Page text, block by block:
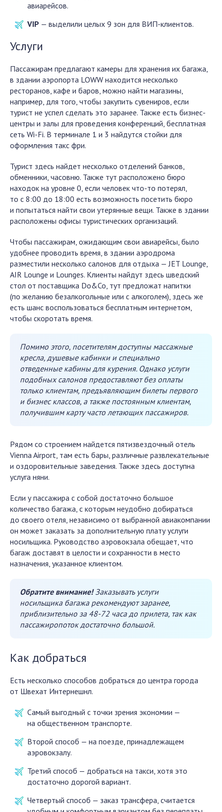
авиарейсов.
VIP — выделили целых 9 зон для ВИП-клиентов.
Услуги
Пассажирам предлагают камеры для хранения их багажа,
в здании аэропорта LOWW находится несколько
ресторанов, кафе и баров, можно найти магазины,
например, для того, чтобы закупить сувениров, если
турист не успел сделать это заранее. Также есть бизнес-
центры и залы для проведения конференций, бесплатная
сеть Wi-Fi. В терминале 1 и 3 найдутся стойки для
оформления такс фри.
Турист здесь найдет несколько отделений банков,
обменники, часовню. Также тут расположено бюро
находок на уровне 0, если человек что-то потерял,
то с 8:00 до 18:00 есть возможность посетить бюро
и попытаться найти свои утерянные вещи. Также в здании
расположены офисы туристических организаций.
Чтобы пассажирам, ожидающим свои авиарейсы, было
удобнее проводить время, в здании аэродрома
разместили несколько салонов для отдыха — JET Lounge,
AIR Lounge и Lounges. Клиенты найдут здесь шведский
стол от поставщика Do&Co, тут предложат напитки
(по желанию безалкогольные или с алкоголем), здесь же
есть шанс воспользоваться бесплатным интернетом,
чтобы скоротать время.
Помимо этого, посетителям доступны массажные
кресла, душевые кабинки и специально
отведенные кабины для курения. Однако услуги
подобных салонов предоставляют без оплаты
только клиентам, предъявляющим билеты первого
и бизнес классов, а также постоянным клиентам,
получившим карту часто летающих пассажиров.
Рядом со строением найдется пятизвездочный отель
Vienna Airport, там есть бары, различные развлекательные
и оздоровительные заведения. Также здесь доступна
услуга няни.
Если у пассажира с собой достаточно большое
количество багажа, с которым неудобно добираться
до своего отеля, независимо от выбранной авиакомпании
он может заказать за дополнительную плату услуги
носильщика. Руководство аэровокзала обещает, что
багаж доставят в целости и сохранности в место
назначения, указанное клиентом.
Обратите внимание!Заказывать услуги
носильщика багажа рекомендуют заранее,
приблизительно за 48-72 часа до прилета, так как
пассажиропоток достаточно большой.
Как добраться
Есть несколько способов добраться до центра города
от Швехат Интернешнл.
Самый выгодный с точки зрения экономии —
на общественном транспорте.
Второй способ — на поезде, принадлежащем
аэровокзалу.
Третий способ — добраться на такси, хотя это
достаточно дорогой вариант.
Четвертый способ — заказ трансфера, считается